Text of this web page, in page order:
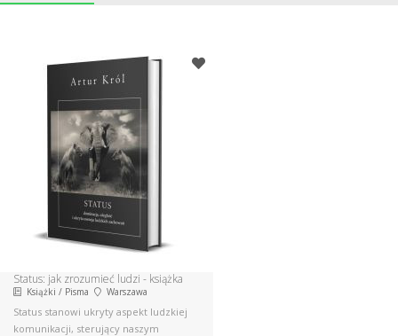
Status: jak zrozumieć ludzi - książka
Książki / Pisma Warszawa
Status stanowi ukryty aspekt ludzkiej
komunikacji, sterujący naszym